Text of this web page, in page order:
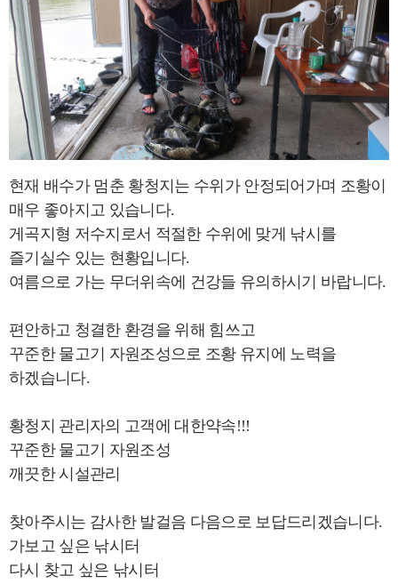
현재 배수가 멈춘 황청지는 수위가 안정되어가며 조황이
매우 좋아지고 있습니다.
게곡지형 저수지로서 적절한 수위에 맞게 낚시를
즐기실수 있는 현황입니다.
여름으로 가는 무더위속에 건강들 유의하시기 바랍니다.
편안하고 청결한 환경을 위해 힘쓰고
꾸준한 물고기 자원조성으로 조황 유지에 노력을
하겠습니다.
황청지 관리자의 고객에 대한약속!!!
꾸준한 물고기 자원조성
깨끗한 시설관리
찾아주시는 감사한 발걸음 다음으로 보답드리겠습니다.
가보고 싶은 낚시터
다시 찾고 싶은 낚시터